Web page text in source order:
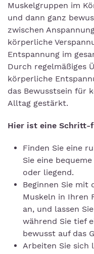
Muskelgruppen im
und dann ganz
zwischen
körperliche
Entspannung im
Durch regelmäßiges
körperliche
das Bewusstsein für
Alltag gestärkt.
Hier ist eine
Finden Sie eine
Sie eine
oder liegend.
Beginnen Sie mit
Muskeln in Ihren
an, und lassen
während Sie tief
bewusst auf das
Arbeiten Sie sich